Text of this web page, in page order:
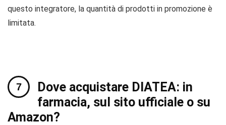
questo integratore, la quantità di prodotti in promozione è
limitata.
Dove acquistare DIATEA: in
farmacia, sul sito ufficiale o su
Amazon?